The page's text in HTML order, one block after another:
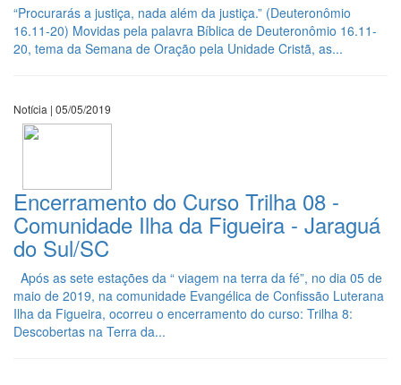
“Procurarás a justiça, nada além da justiça.” (Deuteronômio
16.11-20) Movidas pela palavra Bíblica de Deuteronômio 16.11-
20, tema da Semana de Oração pela Unidade Cristã, as...
Notícia | 05/05/2019
Encerramento do Curso Trilha 08 -
Comunidade Ilha da Figueira - Jaraguá
do Sul/SC
Após as sete estações da “ viagem na terra da fé”, no dia 05 de
maio de 2019, na comunidade Evangélica de Confissão Luterana
Ilha da Figueira, ocorreu o encerramento do curso: Trilha 8:
Descobertas na Terra da...